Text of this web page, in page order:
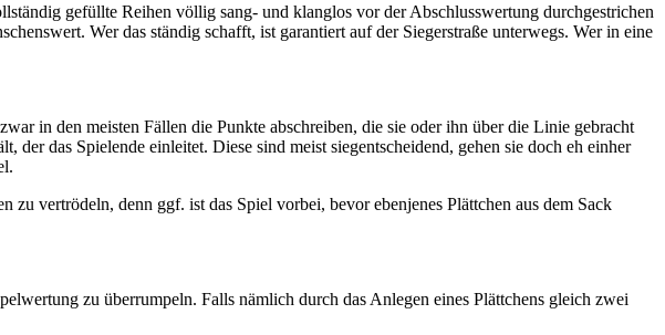
gefüllte Reihen völlig sang- und klanglos vor der Abschlusswertung durchgestrichen
Wer das ständig schafft, ist garantiert auf der Siegerstraße unterwegs. Wer in eine
in den meisten Fällen die Punkte abschreiben, die sie oder ihn über die Linie gebracht
das Spielende einleitet. Diese sind meist siegentscheidend, gehen sie doch eh einher
vertrödeln, denn ggf. ist das Spiel vorbei, bevor ebenjenes Plättchen aus dem Sack
zu überrumpeln. Falls nämlich durch das Anlegen eines Plättchens gleich zwei